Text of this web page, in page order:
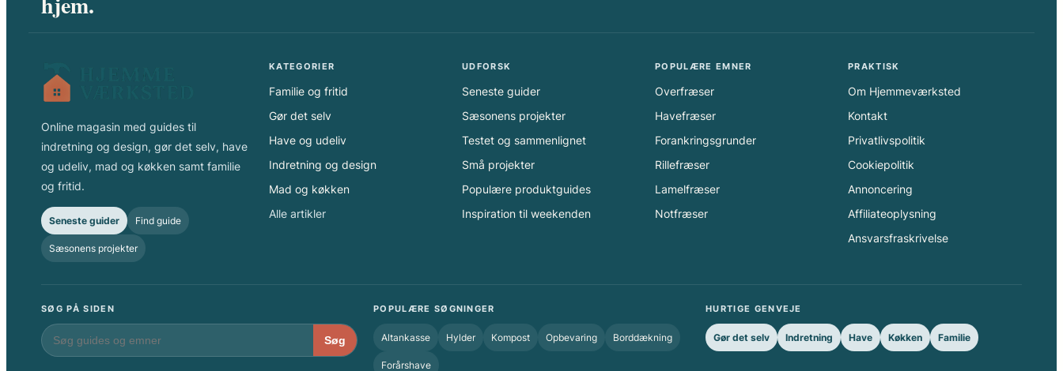
Online magasin med guides til
indretning og design, gør det selv, have
og udeliv, mad og køkken samt familie
og fritid.
Seneste guider Find guide
Sæsonens projekter
KATEGORIER
Familie og fritid
Gør det selv
Have og udeliv
Indretning og design
Mad og køkken
Alle artikler
UDFORSK
Seneste guider
Sæsonens projekter
Testet og sammenlignet
Små projekter
Populære produktguides
Inspiration til weekenden
POPULÆRE EMNER
Overfræser
Havefræser
Forankringsgrunder
Rillefræser
Lamelfræser
Notfræser
PRAKTISK
Om Hjemmeværksted
Kontakt
Privatlivspolitik
Cookiepolitik
Annoncering
Affiliateoplysning
Ansvarsfraskrivelse
SØG PÅ SIDEN
Søg
POPULÆRE SØGNINGER
Altankasse Hylder Kompost Opbevaring Borddækning
Forårshave
HURTIGE GENVEJE
Gør det selv Indretning Have Køkken Familie